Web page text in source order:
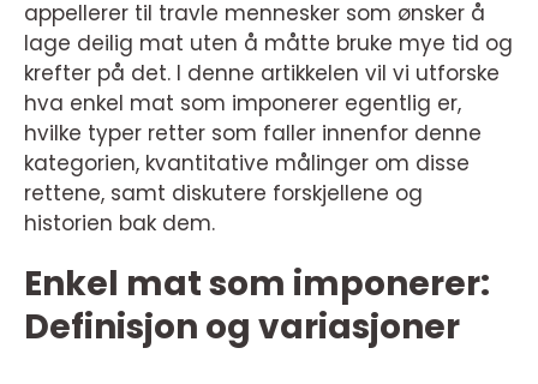
appellerer til travle mennesker som ønsker å
lage deilig mat uten å måtte bruke mye tid og
krefter på det. I denne artikkelen vil vi utforske
hva enkel mat som imponerer egentlig er,
hvilke typer retter som faller innenfor denne
kategorien, kvantitative målinger om disse
rettene, samt diskutere forskjellene og
historien bak dem.
Enkel mat som imponerer:
Definisjon og variasjoner